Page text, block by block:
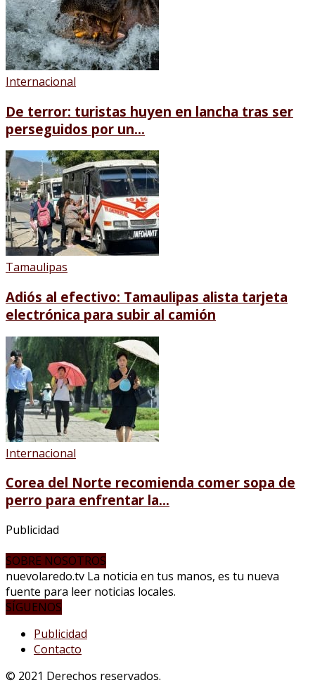
Internacional
De terror: turistas huyen en lancha tras ser
perseguidos por un...
Tamaulipas
Adiós al efectivo: Tamaulipas alista tarjeta
electrónica para subir al camión
Internacional
Corea del Norte recomienda comer sopa de
perro para enfrentar la...
Publicidad
SOBRE NOSOTROS
nuevolaredo.tv La noticia en tus manos, es tu nueva
fuente para leer noticias locales.
SÍGUENOS
Publicidad
Contacto
© 2021 Derechos reservados.